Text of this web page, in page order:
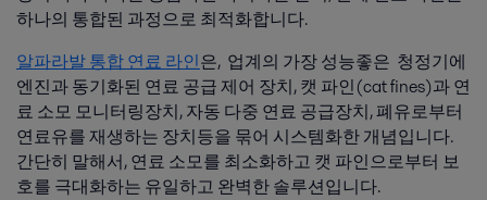
하나의 통합된 과정으로 최적화합니다.
알파라발 통합 연료 라인은, 업계의 가장 성능좋은 청정기에
엔진과 동기화된 연료 공급 제어 장치, 캣 파인(cat fines)과 연
료 소모 모니터링장치, 자동 다중 연료 공급장치, 폐유로부터
연료유를 재생하는 장치등을 묶어 시스템화한 개념입니다.
간단히 말해서, 연료 소모를 최소화하고 캣 파인으로부터 보
호를 극대화하는 유일하고 완벽한 솔루션입니다.